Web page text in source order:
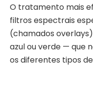
O tratamento mais
filtros espectrais
(chamados
azul ou verde — que
os diferentes tipos